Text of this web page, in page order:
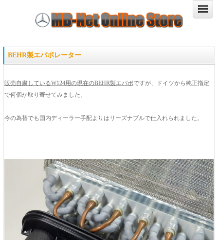
BEHR製エバポレーター
販売自粛しているW124用の現在のBEHR製エバポですが、ドイツから純正指定
で何個か取り寄せてみました。
今の為替でも国内ディーラー手配よりはリーズナブルで仕入れられました。